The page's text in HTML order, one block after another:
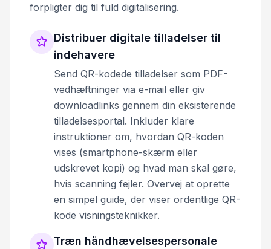
forpligter dig til fuld digitalisering.
Distribuer digitale tilladelser til
indehavere
Send QR-kodede tilladelser som PDF-
vedhæftninger via e-mail eller giv
downloadlinks gennem din eksisterende
tilladelsesportal. Inkluder klare
instruktioner om, hvordan QR-koden
vises (smartphone-skærm eller
udskrevet kopi) og hvad man skal gøre,
hvis scanning fejler. Overvej at oprette
en simpel guide, der viser ordentlige QR-
kode visningsteknikker.
Træn håndhævelsespersonale